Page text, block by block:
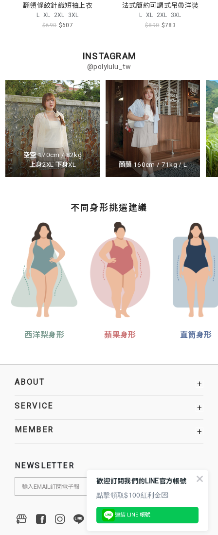
翻領條紋針織短袖上衣
L XL 2XL 3XL
$690 $607
法式簡約可調式吊帶洋裝
L XL 2XL 3XL
$890 $783
INSTAGRAM
@polylulu_tw
空空 170cm / 82kg
上身2XL 下身XL
蘭蘭 160cm / 71kg / L
不同身形挑選建議
西洋梨身形 蘋果身形 直筒身形
ABOUT +
SERVICE +
MEMBER +
NEWSLETTER
歡迎訂閱我們的LINE官方帳號
點擊領取$100紅利金💌
連結 LINE 帳號